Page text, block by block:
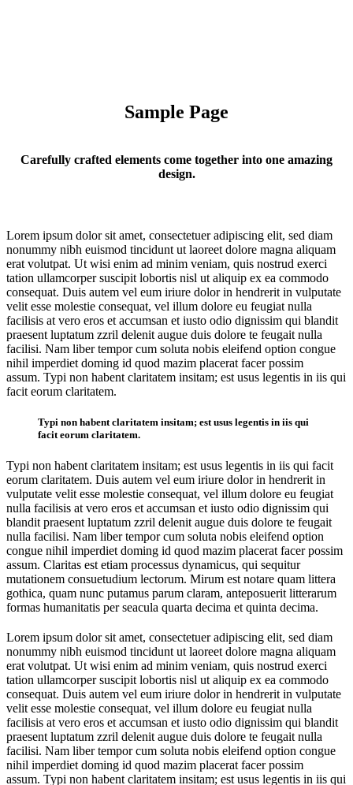
Sample Page
Carefully crafted elements come together into one amazing
design.
Lorem ipsum dolor sit amet, consectetuer adipiscing elit, sed diam
nonummy nibh euismod tincidunt ut laoreet dolore magna aliquam
erat volutpat. Ut wisi enim ad minim veniam, quis nostrud exerci
tation ullamcorper suscipit lobortis nisl ut aliquip ex ea commodo
consequat. Duis autem vel eum iriure dolor in hendrerit in vulputate
velit esse molestie consequat, vel illum dolore eu feugiat nulla
facilisis at vero eros et accumsan et iusto odio dignissim qui blandit
praesent luptatum zzril delenit augue duis dolore te feugait nulla
facilisi. Nam liber tempor cum soluta nobis eleifend option congue
nihil imperdiet doming id quod mazim placerat facer possim
assum. Typi non habent claritatem insitam; est usus legentis in iis qui
facit eorum claritatem.
Typi non habent claritatem insitam; est usus legentis in iis qui
facit eorum claritatem.
Typi non habent claritatem insitam; est usus legentis in iis qui facit
eorum claritatem. Duis autem vel eum iriure dolor in hendrerit in
vulputate velit esse molestie consequat, vel illum dolore eu feugiat
nulla facilisis at vero eros et accumsan et iusto odio dignissim qui
blandit praesent luptatum zzril delenit augue duis dolore te feugait
nulla facilisi. Nam liber tempor cum soluta nobis eleifend option
congue nihil imperdiet doming id quod mazim placerat facer possim
assum. Claritas est etiam processus dynamicus, qui sequitur
mutationem consuetudium lectorum. Mirum est notare quam littera
gothica, quam nunc putamus parum claram, anteposuerit litterarum
formas humanitatis per seacula quarta decima et quinta decima.
Lorem ipsum dolor sit amet, consectetuer adipiscing elit, sed diam
nonummy nibh euismod tincidunt ut laoreet dolore magna aliquam
erat volutpat. Ut wisi enim ad minim veniam, quis nostrud exerci
tation ullamcorper suscipit lobortis nisl ut aliquip ex ea commodo
consequat. Duis autem vel eum iriure dolor in hendrerit in vulputate
velit esse molestie consequat, vel illum dolore eu feugiat nulla
facilisis at vero eros et accumsan et iusto odio dignissim qui blandit
praesent luptatum zzril delenit augue duis dolore te feugait nulla
facilisi. Nam liber tempor cum soluta nobis eleifend option congue
nihil imperdiet doming id quod mazim placerat facer possim
assum. Typi non habent claritatem insitam; est usus legentis in iis qui